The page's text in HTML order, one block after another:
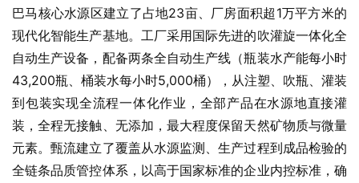
巴马核心水源区建立了占地23亩、厂房面积超1万平方米的
现代化智能生产基地。工厂采用国际先进的吹灌旋一体化全
自动生产设备，配备两条全自动生产线（瓶装水产能每小时
43,200瓶、桶装水每小时5,000桶），从注塑、吹瓶、灌装
到包装实现全流程一体化作业，全部产品在水源地直接灌
装，全程无接触、无添加，最大程度保留天然矿物质与微量
元素。甄流建立了覆盖从水源监测、生产过程到成品检验的
全链条品质管控体系，以高于国家标准的企业内控标准，确